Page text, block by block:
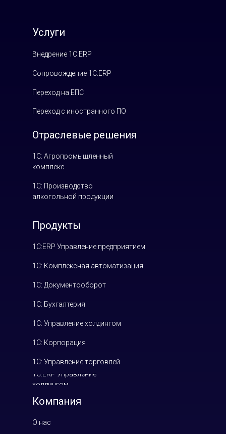
Услуги
Отраслевые решения
Продукты
Компания
1С: Агропромышленный
комплекс
1С: Производство
алкогольной продукции
1С:ERP Управление предприятием
1С: Комплексная автоматизация
1С: Документооборот
1С: Управление холдингом
1С: Корпорация
1С: Бухгалтерия
1С: Управление торговлей
1С:ERP Управление
холдингом
Внедрение 1С:ERP
Сопровождение 1С:ERP
Переход на ЕПС
Переход с иностранного ПО
О нас